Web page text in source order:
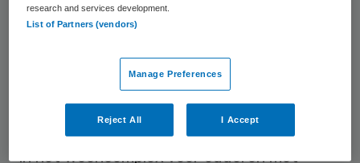
bijvoorbeeld boodschappen, kleine klusjes,
samen koken, een wandeling en kleine
zorgtaken zoals het druppelen van ogen. In
ruil daarvoor kunnen de jongeren een kamer
in het wooncomplex voor ouderen met
research and services development.
List of Partners (vendors)
Manage Preferences
Reject All I Accept